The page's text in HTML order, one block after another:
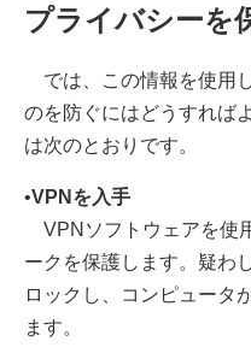
プライバシーを
では、この情報を使用
のを防ぐにはどうすれば
は次のとおりです。
•VPNを入手
VPNソフトウェアを使
ークを保護します。疑わ
ロックし、コンピュータ
ます。